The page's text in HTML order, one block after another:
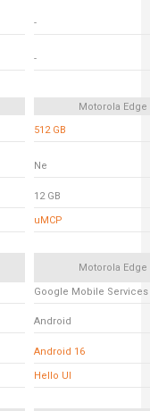
-
-
Motorola Edge
512 GB
Ne
12 GB
uMCP
Motorola Edge
Google Mobile Services
Android
Android 16
Hello UI